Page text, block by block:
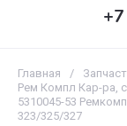
Главная /
Рем Компл Кар-ра,
5310045-53
323/325/327